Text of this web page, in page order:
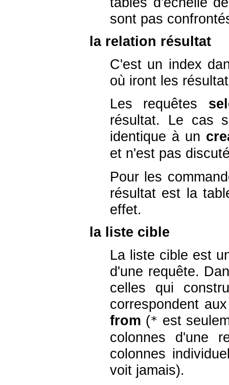
sont pas
la relation résultat
C'est un index
où iront les
Les requêtes
résultat. Le cas
identique à un
et n'est pas
Pour les
résultat est la
effet.
la liste cible
La liste cible est
d'une requête.
celles qui
correspondent
from (* est
colonnes d'une
colonnes
voit jamais).